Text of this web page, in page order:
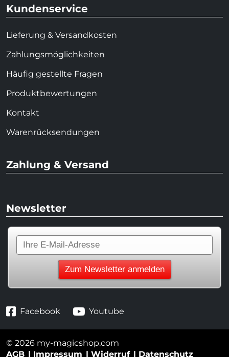
Kundenservice
Lieferung & Versandkosten
Zahlungsmöglichkeiten
Häufig gestellte Fragen
Produktbewertungen
Kontakt
Warenrücksendungen
Zahlung & Versand
Newsletter
Facebook Youtube
© 2026 my-magicshop.com
AGB
Impressum Widerruf Datenschutz